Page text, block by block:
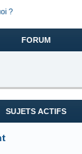
?
FORUM
SUJETS ACTIFS